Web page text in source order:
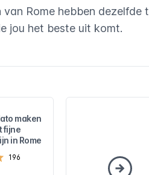
Rome hebben dezelfde
jou het beste uit komt.
maken
fijne
in Rome
196